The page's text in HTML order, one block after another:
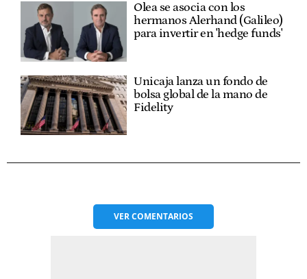
Olea se asocia con los
hermanos Alerhand (Galileo)
para invertir en 'hedge funds'
Unicaja lanza un fondo de
bolsa global de la mano de
Fidelity
VERCOMENTARIOS